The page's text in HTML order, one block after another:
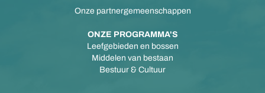
Onze partnergemeenschappen
ONZE PROGRAMMA'S
Leefgebieden en bossen
Middelen van bestaan
Bestuur & Cultuur